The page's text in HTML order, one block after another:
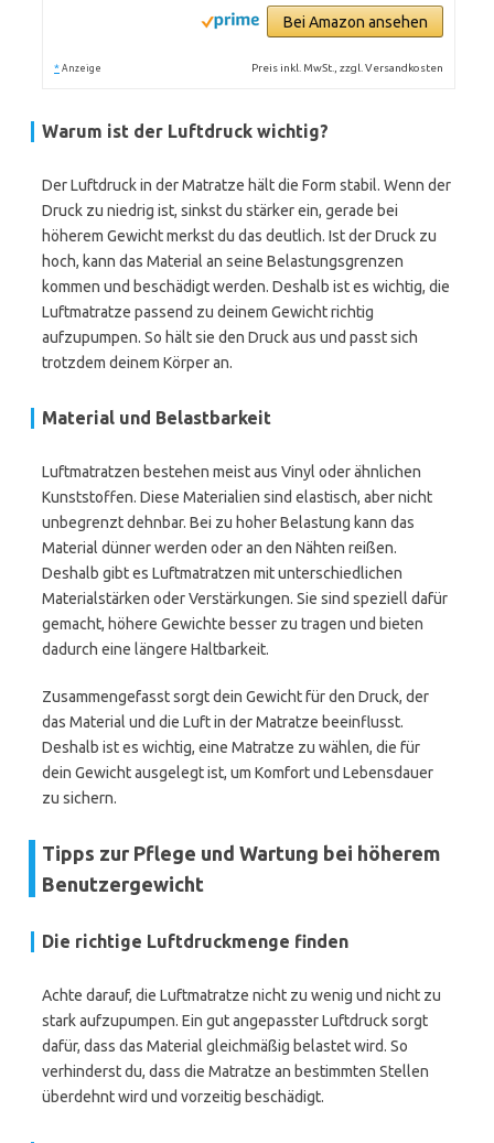
Bei Amazon ansehen
* Anzeige Preis inkl. MwSt., zzgl. Versandkosten
Warum ist der Luftdruck wichtig?
Der Luftdruck in der Matratze hält die Form stabil. Wenn der
Druck zu niedrig ist, sinkst du stärker ein, gerade bei
höherem Gewicht merkst du das deutlich. Ist der Druck zu
hoch, kann das Material an seine Belastungsgrenzen
kommen und beschädigt werden. Deshalb ist es wichtig, die
Luftmatratze passend zu deinem Gewicht richtig
aufzupumpen. So hält sie den Druck aus und passt sich
trotzdem deinem Körper an.
Material und Belastbarkeit
Luftmatratzen bestehen meist aus Vinyl oder ähnlichen
Kunststoffen. Diese Materialien sind elastisch, aber nicht
unbegrenzt dehnbar. Bei zu hoher Belastung kann das
Material dünner werden oder an den Nähten reißen.
Deshalb gibt es Luftmatratzen mit unterschiedlichen
Materialstärken oder Verstärkungen. Sie sind speziell dafür
gemacht, höhere Gewichte besser zu tragen und bieten
dadurch eine längere Haltbarkeit.
Zusammengefasst sorgt dein Gewicht für den Druck, der
das Material und die Luft in der Matratze beeinflusst.
Deshalb ist es wichtig, eine Matratze zu wählen, die für
dein Gewicht ausgelegt ist, um Komfort und Lebensdauer
zu sichern.
Tipps zur Pflege und Wartung bei höherem
Benutzergewicht
Die richtige Luftdruckmenge finden
Achte darauf, die Luftmatratze nicht zu wenig und nicht zu
stark aufzupumpen. Ein gut angepasster Luftdruck sorgt
dafür, dass das Material gleichmäßig belastet wird. So
verhinderst du, dass die Matratze an bestimmten Stellen
überdehnt wird und vorzeitig beschädigt.